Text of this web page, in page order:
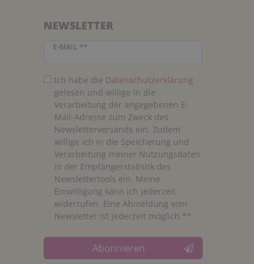
NEWSLETTER
E-MAIL **
Newsletter Honig
Ich habe die Daten­schutz­erklärung
gelesen und willige in die
Verarbeitung der angegebenen E-
Mail-Adresse zum Zweck des
Newsletterversands ein. Zudem
willige ich in die Speicherung und
Verarbeitung meiner Nutzungsdaten
in der Empfängerstatistik des
Newslettertools ein. Meine
Einwilligung kann ich jederzeit
widerrufen. Eine Abmeldung vom
Newsletter ist jederzeit möglich.**
Abonnieren